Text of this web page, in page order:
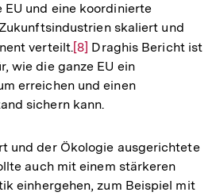
und eine koordinierte
skaliert und
verteilt.Zur
Auflösung
der
Fußnote
[8] Draghis Bericht ist
wie die ganze EU ein
erreichen und einen
sichern kann.
und der Ökologie ausgerichtete
auch mit einem stärkeren
einhergehen, zum Beispiel mit